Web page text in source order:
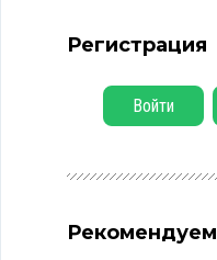
Регистрация
Войти
Рекомендуем